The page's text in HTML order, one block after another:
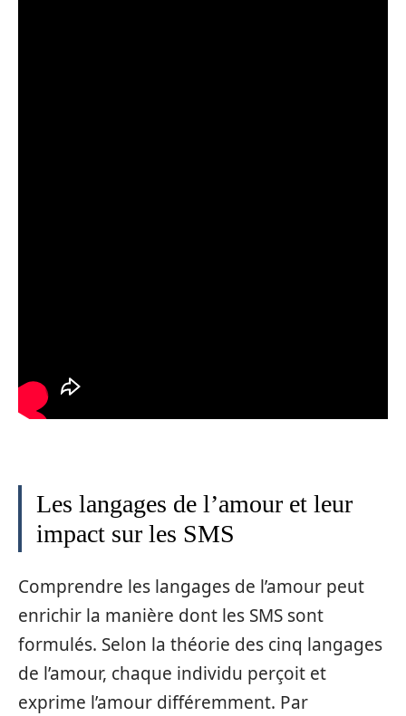
Les langages de l’amour et leur
impact sur les SMS
Comprendre les langages de l’amour peut
enrichir la manière dont les SMS sont
formulés. Selon la théorie des cinq langages
de l’amour, chaque individu perçoit et
exprime l’amour différemment. Par